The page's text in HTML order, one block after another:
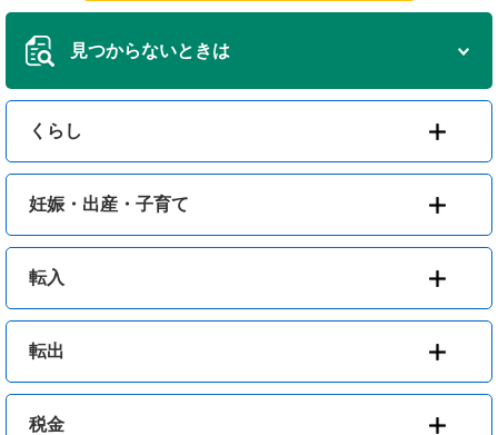
見つからないときは
くらし
妊娠・出産・子育て
転入
転出
税金